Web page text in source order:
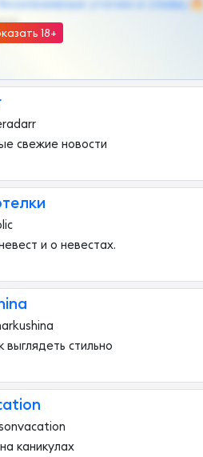
18+
утечки и сливы 🔥
@OPLATAPODPSK1BOT
свежие новости
и о невестах.
стильно
каникулах